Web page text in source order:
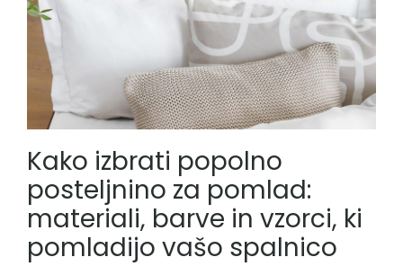
Kako izbrati popolno
posteljnino za pomlad:
materiali, barve in vzorci, ki
pomladijo vašo spalnico